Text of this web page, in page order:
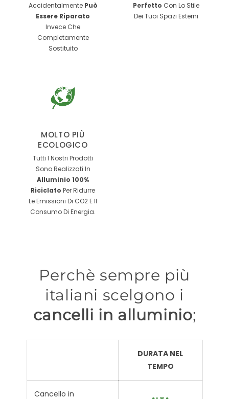
Accidentalmente Può
Essere Riparato
Invece Che
Completamente
Sostituito
Perfetto Con Lo Stile
Dei Tuoi Spazi Esterni
MOLTO PIÙ
ECOLOGICO
Tutti I Nostri Prodotti
Sono Realizzati In
Alluminio 100%
Riciclato Per Ridurre
Le Emissioni Di CO2 E Il
Consumo Di Energia.
Perchè sempre più
italiani scelgono i
cancelli in alluminio;
DURATA NEL
TEMPO
Cancello in